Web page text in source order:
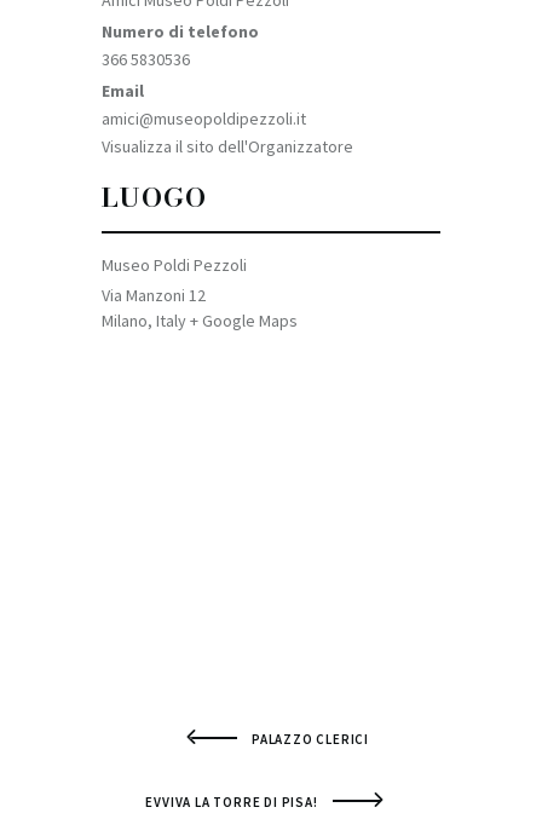
Numero di telefono
366 5830536
Email
amici@museopoldipezzoli.it
Visualizza il sito dell'Organizzatore
LUOGO
Museo Poldi Pezzoli
Via Manzoni 12
Milano, Italy+ Google Maps
PALAZZO CLERICI
EVVIVA LA TORRE DI PISA!